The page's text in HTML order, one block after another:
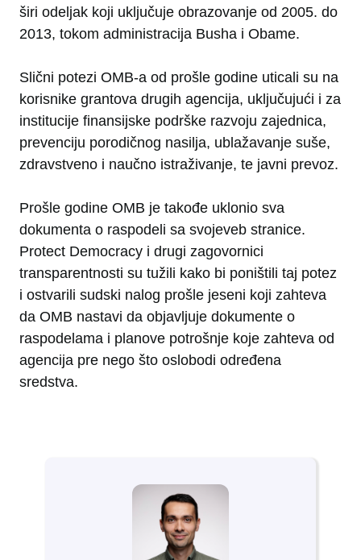
širi odeljak koji uključuje obrazovanje od 2005. do
2013, tokom administracija Busha i Obame.
Slični potezi OMB-a od prošle godine uticali su na
korisnike grantova drugih agencija, uključujući i za
institucije finansijske podrške razvoju zajednica,
prevenciju porodičnog nasilja, ublažavanje suše,
zdravstveno i naučno istraživanje, te javni prevoz.
Prošle godine OMB je takođe uklonio sva
dokumenta o raspodeli sa svojeveb stranice.
Protect Democracy i drugi zagovornici
transparentnosti su tužili kako bi poništili taj potez
i ostvarili sudski nalog prošle jeseni koji zahteva
da OMB nastavi da objavljuje dokumente o
raspodelama i planove potrošnje koje zahteva od
agencija pre nego što oslobodi određena
sredstva.